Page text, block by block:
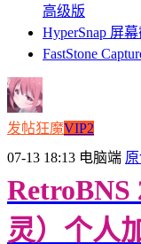
高级版
HyperSnap 屏
FastStone
发帖狂魔VIP2
07-13 18:13 电脑端
RetroBNS
灵）个人